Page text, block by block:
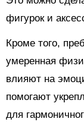
фигурок и
Кроме того,
умеренная
влияют на
помогают
для